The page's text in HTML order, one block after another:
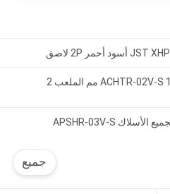
تسخير الأسلاك JST ACH إلى ACHTR-02V-S 1.2 مم الملعب 2
جميع